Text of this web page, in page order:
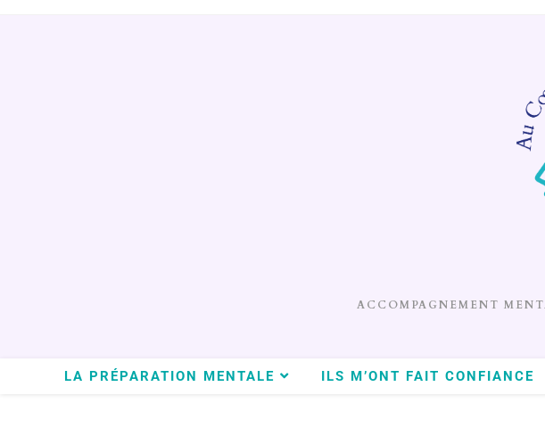
ACCOMPAGNEMENT
LA PRÉPARATION MENTALE ILS M’ONT FAIT CONFIANCE